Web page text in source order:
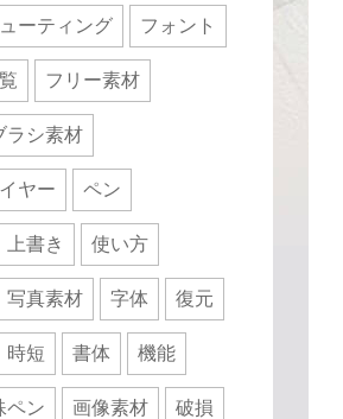
ーティング フォント
フリー素材
ラシ素材
ヤー ペン
上書き 使い方
写真素材 字体 復元
時短 書体 機能
ペン 画像素材 破損